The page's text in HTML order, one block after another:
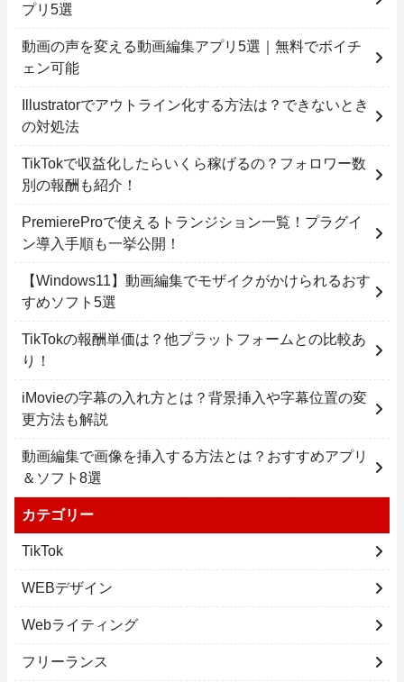
プリ5選
動画の声を変える動画編集アプリ5選｜無料でボイチ
ェン可能
Illustratorでアウトライン化する方法は？できないとき
の対処法
TikTokで収益化したらいくら稼げるの？フォロワー数
別の報酬も紹介！
PremiereProで使えるトランジション一覧！プラグイ
ン導入手順も一挙公開！
【Windows11】動画編集でモザイクがかけられるおす
すめソフト5選
TikTokの報酬単価は？他プラットフォームとの比較あ
り！
iMovieの字幕の入れ方とは？背景挿入や字幕位置の変
更方法も解説
動画編集で画像を挿入する方法とは？おすすめアプリ
＆ソフト8選
カテゴリー
TikTok
WEBデザイン
Webライティング
フリーランス